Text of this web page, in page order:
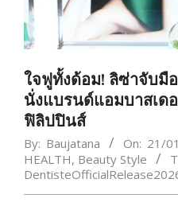
ใจฟูทั้งด้อม! ลิซ่าจับมื
นั่งแบรนด์แอมบาสเด
ฟิลิปปินส์
By: Baujatana On: 21/
HEALTH, Beauty Style